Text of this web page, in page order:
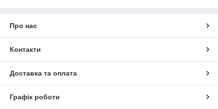
Про нас
Контакти
Доставка та оплата
Графік роботи